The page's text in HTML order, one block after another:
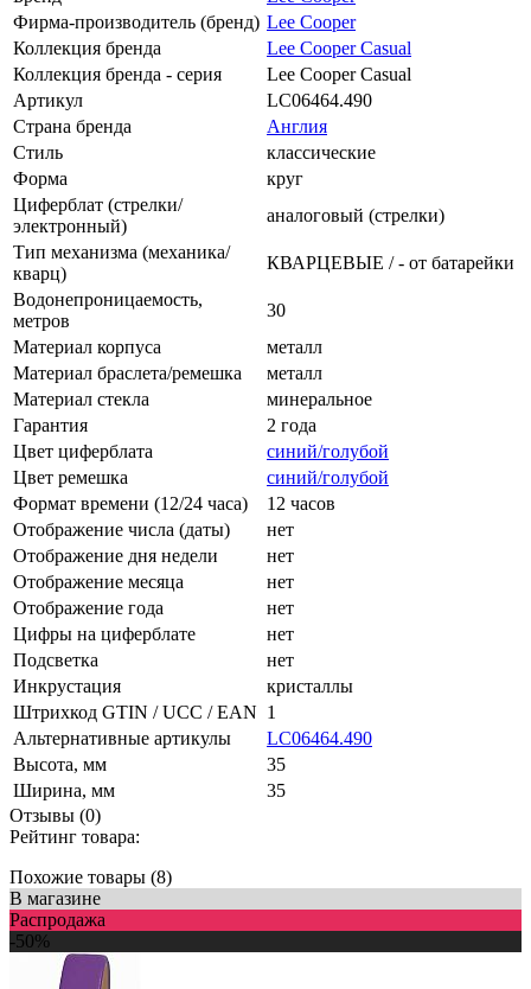
Фирма-производитель (бренд) Lee Cooper
Коллекция бренда
Lee Cooper Casual
Коллекция бренда - серия
Lee Cooper Casual
Артикул
LC06464.490
Страна бренда
Англия
Стиль
классические
Форма
круг
Циферблат (стрелки/
электронный)
аналоговый (стрелки)
Тип механизма (механика/
кварц)
КВАРЦЕВЫЕ / - от батарейки
Водонепроницаемость,
метров
30
Материал корпуса
металл
Материал браслета/ремешка
металл
Материал стекла
минеральное
Гарантия
2 года
Цвет циферблата
синий/голубой
Цвет ремешка
синий/голубой
Формат времени (12/24 часа)
12 часов
Отображение числа (даты)
нет
Отображение дня недели
нет
Отображение месяца
нет
Отображение года
нет
Цифры на циферблате
нет
Подсветка
нет
Инкрустация
кристаллы
Штрихкод GTIN / UCC / EAN 1
Альтернативные артикулы
LC06464.490
Высота, мм
35
Ширина, мм
35
Отзывы (0)
Рейтинг товара:
Похожие товары (8)
В магазине
Распродажа
-50%